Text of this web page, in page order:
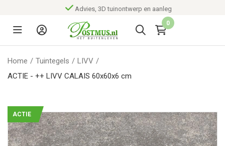
Advies, 3D tuinontwerp en aanleg
0
Home / Tuintegels / LIVV /
ACTIE - ++ LIVV CALAIS 60x60x6 cm
ACTIE